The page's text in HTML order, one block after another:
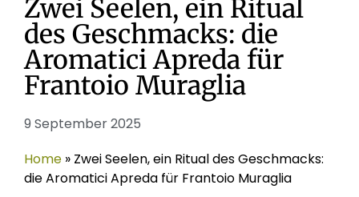
Zwei Seelen, ein Ritual
des Geschmacks: die
Aromatici Apreda für
Frantoio Muraglia
9 September 2025
Home » Zwei Seelen, ein Ritual des Geschmacks:
die Aromatici Apreda für Frantoio Muraglia